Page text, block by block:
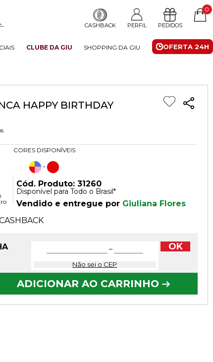
CASHBACK PERFIL PEDIDOS
0
OFERTA 24H
CLUBE DA GIU SHOPPING DA GIU
HAPPY BIRTHDAY
CORES DISPONÍVEIS
Cód. Produto: 31260
Disponível para Todo o Brasil*
Vendido e entregue por Giuliana Flores
−
Não sei o CEP
OK
ADICIONAR AO CARRINHO